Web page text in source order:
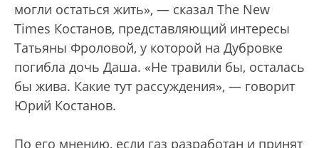
могли остаться жить», — сказал The New
Times Костанов, представляющий интересы
Татьяны Фроловой, у которой на Дубровке
погибла дочь Даша. «Не травили бы, осталась
бы жива. Какие тут рассуждения», — говорит
Юрий Костанов.
По его мнению, если газ разработан и принят